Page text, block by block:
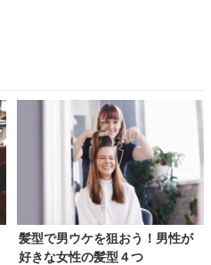
髪型で男ウケを狙おう！男性が
好きな女性の髪型４つ